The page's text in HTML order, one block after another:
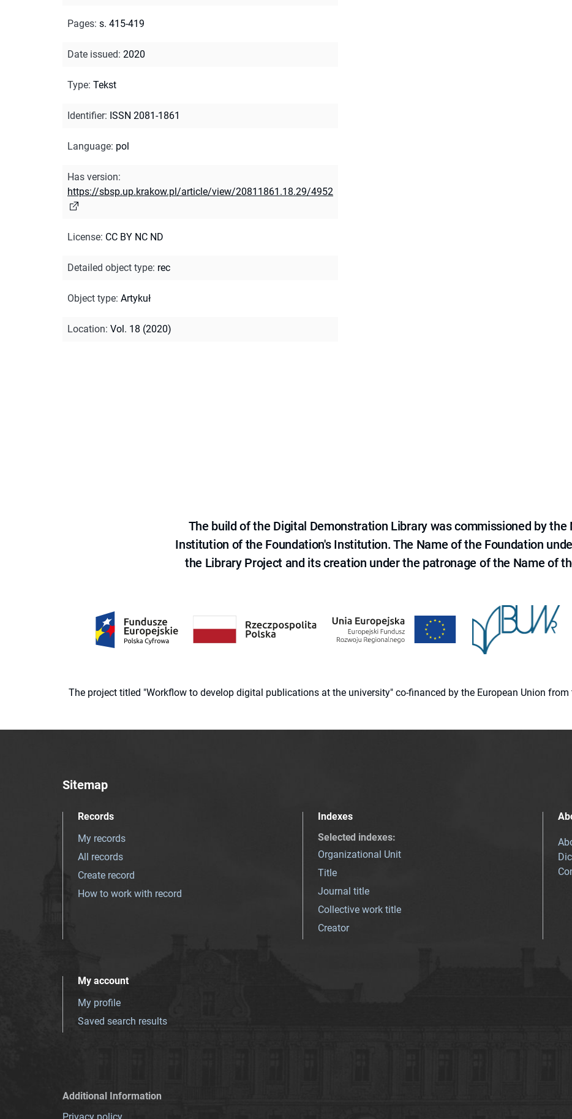
Pages: s. 415-419
Date issued: 2020
Type: Tekst
Identifier: ISSN 2081-1861
Language: pol
Has version:
https://sbsp.up.krakow.pl/article/view/20811861.18.29/4952
License: CC BY NC ND
Detailed object type: rec
Object type: Artykuł
Location: Vol. 18 (2020)
The build of the Digital Demonstration Library was commissioned by the
Institution of the Foundation's Institution. The Name of the Foundation
the Library Project and its creation under the patronage of the Name of
The project titled "Workflow to develop digital publications at the university" co-financed by the European Union
Sitemap
Records
My records
All records
Create record
How to work with record
Indexes
Selected indexes:
Organizational Unit
Title
Journal title
Collective work title
Creator
My account
My profile
Saved search results
Additional Information